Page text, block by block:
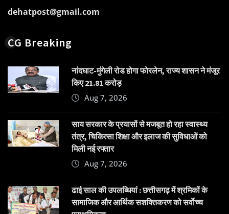
dehatpost@gmail.com
CG Breaking
नांदघाट-मुंगेली रोड होगा फोरलेन, राज्य शासन ने मंजूर
किए 21.81 करोड़
Aug 7, 2026
साय सरकार के प्रयासों से मजबूत हो रहा स्वास्थ्य
तंत्र, चिकित्सा शिक्षा और इलाज की सुविधाओं को
मिली नई रफ्तार
Aug 7, 2026
ढाई साल की उपलब्धियां : छत्तीसगढ़ में श्रमिकों के
सामाजिक और आर्थिक सशक्तिकरण को सर्वाेच्च